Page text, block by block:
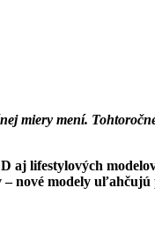
miery mení.
aj lifestylových
– nové modely